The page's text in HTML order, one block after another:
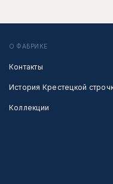
О ФАБРИКЕ
Контакты
История Крестецкой
Коллекции